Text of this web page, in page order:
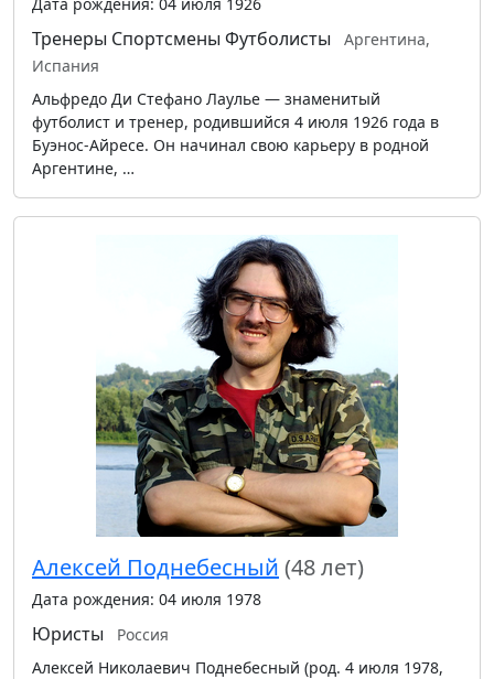
Тренеры Спортсмены Футболисты
Аргентина,
Испания
Альфредо Ди Стефано Лаулье — знаменитый
футболист и тренер, родившийся 4 июля 1926 года в
Буэнос-Айресе. Он начинал свою карьеру в родной
Аргентине, …
Алексей Поднебесный (48 лет)
Дата рождения: 04 июля 1978
Юристы
Россия
Алексей Николаевич Поднебесный (род. 4 июля 1978,